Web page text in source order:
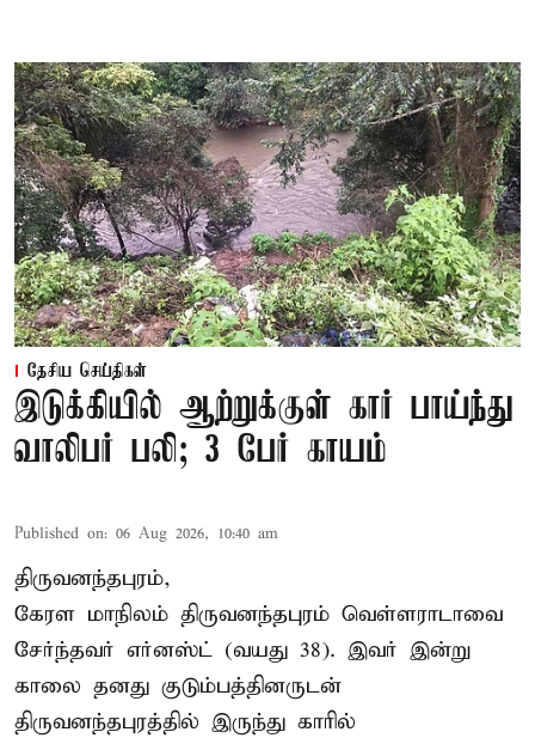
தேசிய செய்திகள்
இடுக்கியில் ஆற்றுக்குள் கார் பாய்ந்து
வாலிபர் பலி; 3 பேர் காயம்
Published on: 06 Aug 2026, 10:40 am
திருவனந்தபுரம்,
கேரள மாநிலம் திருவனந்தபுரம் வெள்ளராடாவை
சேர்ந்தவர் எர்னஸ்ட் (வயது 38). இவர் இன்று
காலை தனது குடும்பத்தினருடன்
திருவனந்தபுரத்தில் இருந்து காரில்